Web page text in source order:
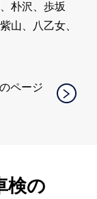
朴沢、歩坂
山、八乙女、
ページ
検の